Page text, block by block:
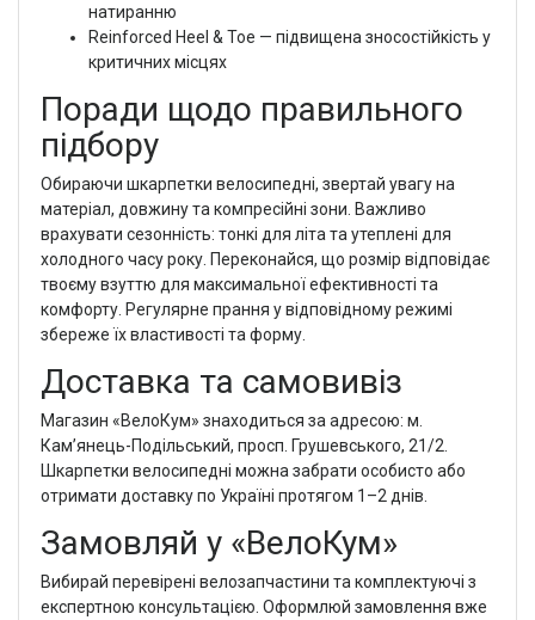
натиранню
Reinforced Heel & Toe — підвищена зносостійкість у
критичних місцях
Поради щодо правильного
підбору
Обираючи шкарпетки велосипедні, звертай увагу на
матеріал, довжину та компресійні зони. Важливо
врахувати сезонність: тонкі для літа та утеплені для
холодного часу року. Переконайся, що розмір відповідає
твоєму взуттю для максимальної ефективності та
комфорту. Регулярне прання у відповідному режимі
збереже їх властивості та форму.
Доставка та самовивіз
Магазин «ВелоКум» знаходиться за адресою: м.
Кам’янець-Подільський, просп. Грушевського, 21/2.
Шкарпетки велосипедні можна забрати особисто або
отримати доставку по Україні протягом 1–2 днів.
Замовляй у «ВелоКум»
Вибирай перевірені велозапчастини та комплектуючі з
експертною консультацією. Оформлюй замовлення вже